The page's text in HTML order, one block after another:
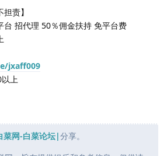
责】
台 招代理 50％佣金扶持 免平台费
jxaff009
上
菜网-白菜论坛|分享。